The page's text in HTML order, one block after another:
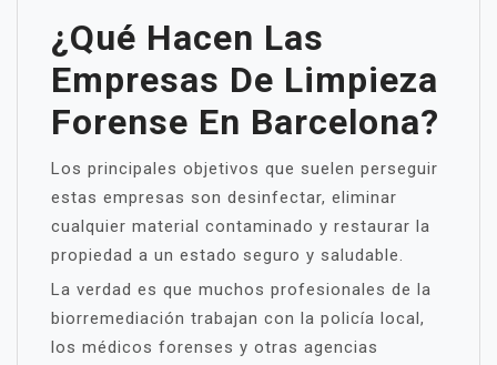
¿Qué Hacen Las
Empresas De Limpieza
Forense En Barcelona?
Los principales objetivos que suelen perseguir
estas empresas son desinfectar, eliminar
cualquier material contaminado y restaurar la
propiedad a un estado seguro y saludable.
La verdad es que muchos profesionales de la
biorremediación trabajan con la policía local,
los médicos forenses y otras agencias